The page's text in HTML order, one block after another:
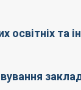
освітніх та